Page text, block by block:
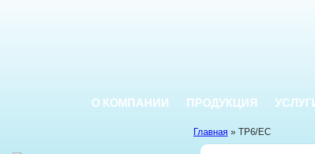
О КОМПАНИИ ПРОДУКЦИЯ
Главная » TP6/EC